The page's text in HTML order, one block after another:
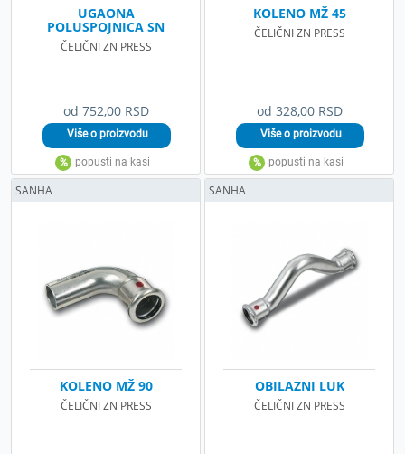
od 752,00 RSD
UGAONA
POLUSPOJNICA SN
ČELIČNI ZN PRESS
od 328,00 RSD
KOLENO MŽ 45
ČELIČNI ZN PRESS
KOLENO MŽ 90
ČELIČNI ZN PRESS
SANHA
OBILAZNI LUK
ČELIČNI ZN PRESS
SANHA